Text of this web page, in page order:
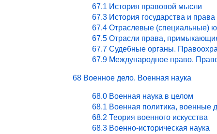
67.1 История правовой мысли
67.3 История государства и права
67.4 Отраслевые (специальные)
67.5 Отрасли права,
67.7 Судебные органы.
67.9 Международное право.
68 Военное дело. Военная наука
68.0 Военная наука в целом
68.1 Военная политика, военные
68.2 Теория военного искусства
68.3 Военно-историческая наука